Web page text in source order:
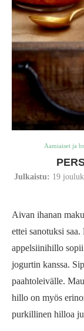
Aamiaiset ja
Julkaistu: 19
Aivan ihanan
ettei sanotuksi
appelsiinihillo
jogurtin kanssa.
paahtoleivälle.
hillo on myös
purkillinen hilloa